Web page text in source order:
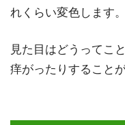
れくらい変色します。
見た目はどうってこ
痒がったりすること